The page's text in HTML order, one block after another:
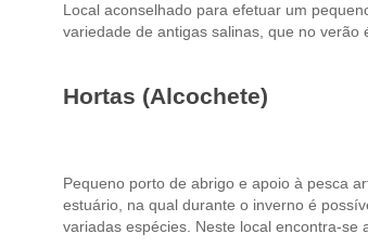
Local aconselhado para efetuar um
variedade de antigas salinas, que no verão
Hortas (Alcochete)
Pequeno porto de abrigo e apoio à pesca
estuário, na qual durante o inverno é
variadas espécies. Neste local encontra-se